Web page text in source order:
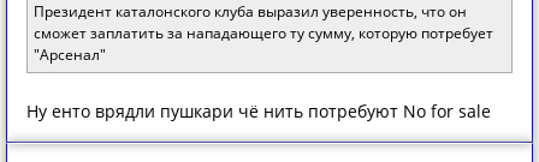
Президент каталонского клуба выразил уверенность, что он
сможет заплатить за нападающего ту сумму, которую потребует
"Арсенал"
Ну енто врядли пушкари чё нить потребуют No for sale